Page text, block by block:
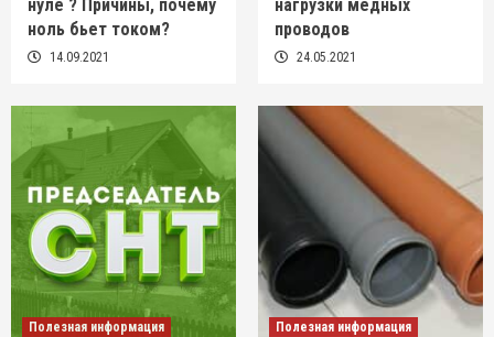
нуле ? Причины, почему
ноль бьет током?
14.09.2021
нагрузки медных
проводов
24.05.2021
Полезная информация Полезная информация